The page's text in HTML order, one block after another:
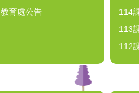
教育處公告
114
113
112